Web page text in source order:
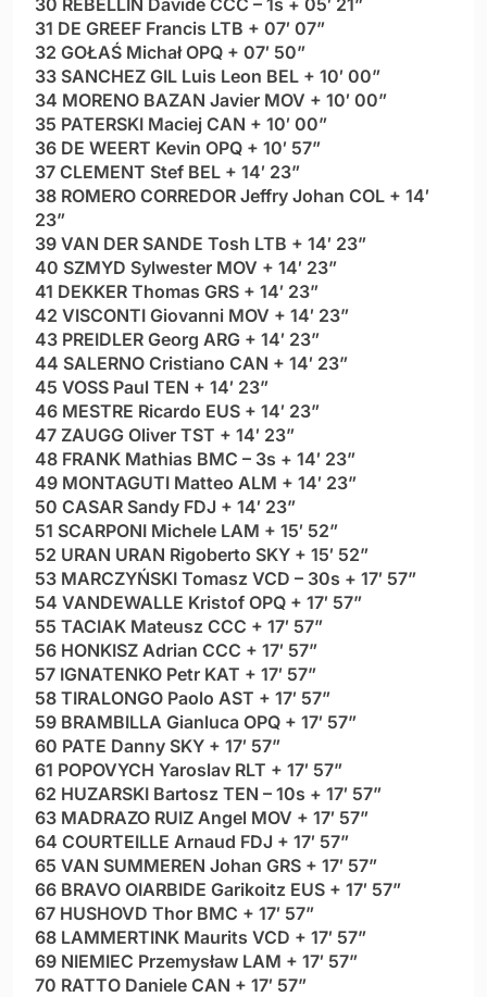
30 REBELLIN Davide CCC – 1s + 05′ 21”
31 DE GREEF Francis LTB + 07′ 07”
32 GOŁAŚ Michał OPQ + 07′ 50”
33 SANCHEZ GIL Luis Leon BEL + 10′ 00”
34 MORENO BAZAN Javier MOV + 10′ 00”
35 PATERSKI Maciej CAN + 10′ 00”
36 DE WEERT Kevin OPQ + 10′ 57”
37 CLEMENT Stef BEL + 14′ 23”
38 ROMERO CORREDOR Jeffry Johan COL + 14′
23”
39 VAN DER SANDE Tosh LTB + 14′ 23”
40 SZMYD Sylwester MOV + 14′ 23”
41 DEKKER Thomas GRS + 14′ 23”
42 VISCONTI Giovanni MOV + 14′ 23”
43 PREIDLER Georg ARG + 14′ 23”
44 SALERNO Cristiano CAN + 14′ 23”
45 VOSS Paul TEN + 14′ 23”
46 MESTRE Ricardo EUS + 14′ 23”
47 ZAUGG Oliver TST + 14′ 23”
48 FRANK Mathias BMC – 3s + 14′ 23”
49 MONTAGUTI Matteo ALM + 14′ 23”
50 CASAR Sandy FDJ + 14′ 23”
51 SCARPONI Michele LAM + 15′ 52”
52 URAN URAN Rigoberto SKY + 15′ 52”
53 MARCZYŃSKI Tomasz VCD – 30s + 17′ 57”
54 VANDEWALLE Kristof OPQ + 17′ 57”
55 TACIAK Mateusz CCC + 17′ 57”
56 HONKISZ Adrian CCC + 17′ 57”
57 IGNATENKO Petr KAT + 17′ 57”
58 TIRALONGO Paolo AST + 17′ 57”
59 BRAMBILLA Gianluca OPQ + 17′ 57”
60 PATE Danny SKY + 17′ 57”
61 POPOVYCH Yaroslav RLT + 17′ 57”
62 HUZARSKI Bartosz TEN – 10s + 17′ 57”
63 MADRAZO RUIZ Angel MOV + 17′ 57”
64 COURTEILLE Arnaud FDJ + 17′ 57”
65 VAN SUMMEREN Johan GRS + 17′ 57”
66 BRAVO OIARBIDE Garikoitz EUS + 17′ 57”
67 HUSHOVD Thor BMC + 17′ 57”
68 LAMMERTINK Maurits VCD + 17′ 57”
69 NIEMIEC Przemysław LAM + 17′ 57”
70 RATTO Daniele CAN + 17′ 57”